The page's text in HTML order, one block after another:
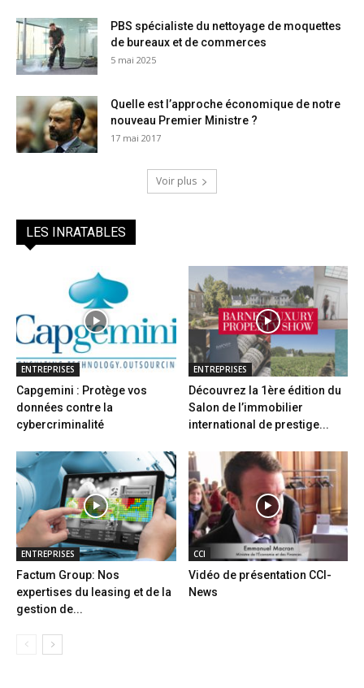
PBS spécialiste du nettoyage de moquettes
de bureaux et de commerces
5 mai 2025
Quelle est l’approche économique de notre
nouveau Premier Ministre ?
17 mai 2017
Voir plus
LES INRATABLES
ENTREPRISES
Capgemini : Protège vos
données contre la
cybercriminalité
ENTREPRISES
Découvrez la 1ère édition du
Salon de l’immobilier
international de prestige...
ENTREPRISES
Factum Group: Nos
expertises du leasing et de la
gestion de...
CCI
Vidéo de présentation CCI-
News